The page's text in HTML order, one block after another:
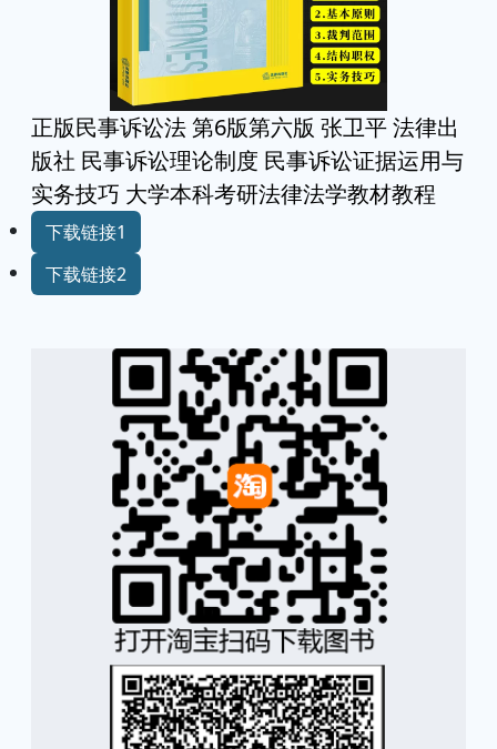
正版民事诉讼法 第6版第六版 张卫平 法律出
版社 民事诉讼理论制度 民事诉讼证据运用与
实务技巧 大学本科考研法律法学教材教程
下载链接1
下载链接2